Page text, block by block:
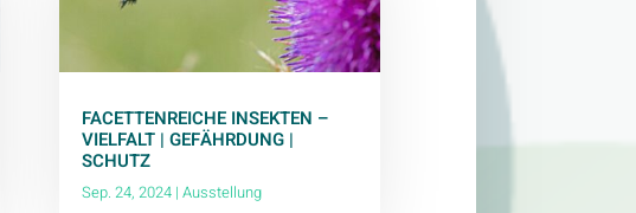
FACETTENREICHE INSEKTEN –
VIELFALT | GEFÄHRDUNG |
SCHUTZ
Sep. 24, 2024| Ausstellung